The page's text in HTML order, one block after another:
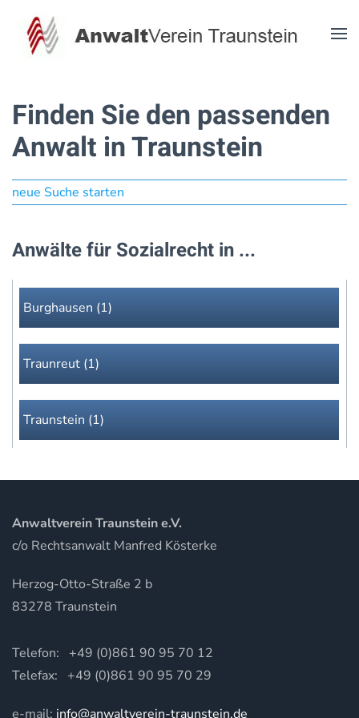
Zum Hauptinhalt springen
Finden Sie den passenden
Anwalt in Traunstein
neue Suche starten
Anwälte für Sozialrecht in ...
Burghausen (1)
Traunreut (1)
Traunstein (1)
Anwaltverein Traunstein e.V.
c/o Rechtsanwalt Manfred Kösterke
Herzog-Otto-Straße 2 b
83278 Traunstein
Telefon: +49 (0)861 90 95 70 12
Telefax: +49 (0)861 90 95 70 29
e-mail: info@anwaltverein-traunstein.de